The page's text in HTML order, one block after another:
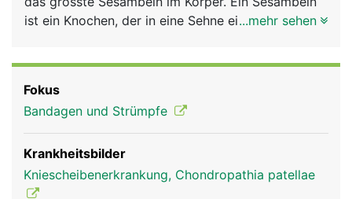
Rubriken
ist ein Knochen, der in eine Sehne eingelagert ist,
dreieckig, mit der Spitze nach unten zeigend. Sie
sorgt erstens für eine Reibungsminderung der
genannten Sehne bei der Kniebeugung und
zweitens verstärkt sie die Kraft des
Oberschenkelmuskels auf den Unterschenkel, da
sie wie ein Hebel wirkt. Dadurch kann die vordere
...mehr sehen
Fokus
Bandagen und Strümpfe
Krankheitsbilder
Kniescheibenerkrankung, Chondropathia patellae